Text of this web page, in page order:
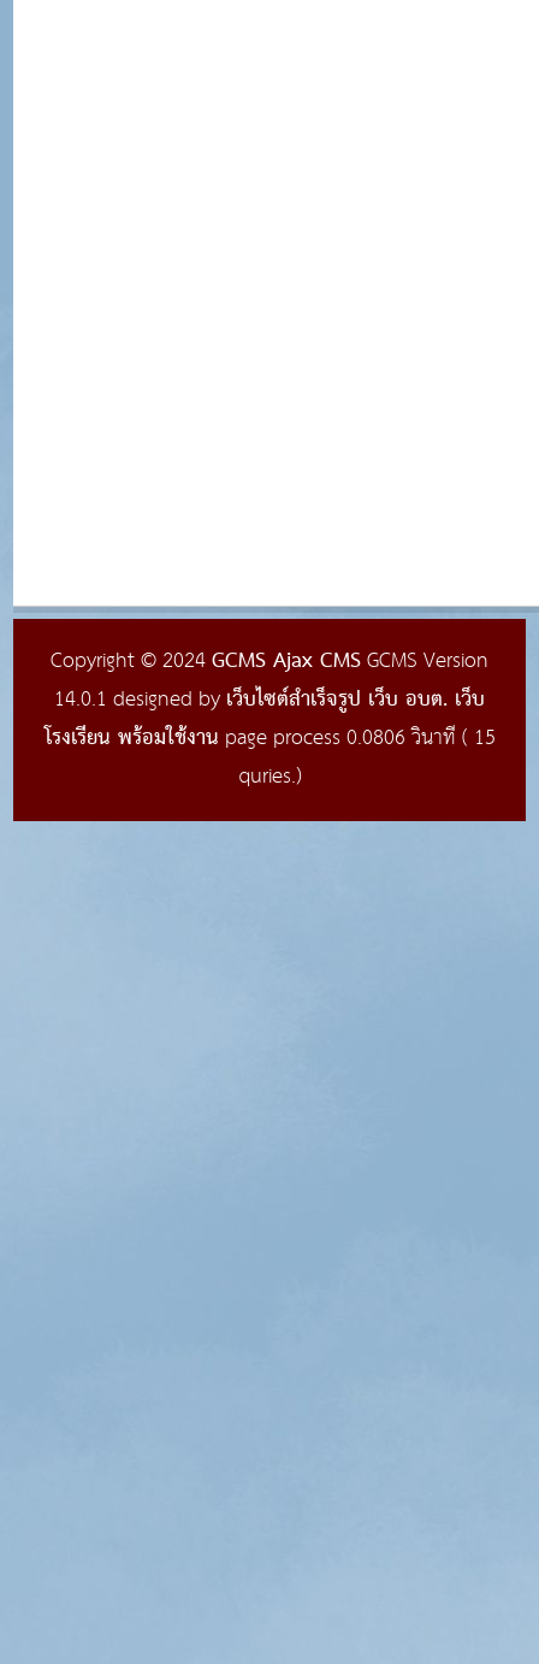
Copyright © 2024GCMS Ajax CMSGCMS Version
14.0.1 designed byเว็บไซต์สำเร็จรูป เว็บ อบต. เว็บ
โรงเรียน พร้อมใช้งาน page process0.0806วินาที ( 15
quries.)